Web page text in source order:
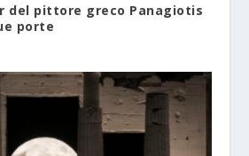
del pittore greco Panagiotis
porte